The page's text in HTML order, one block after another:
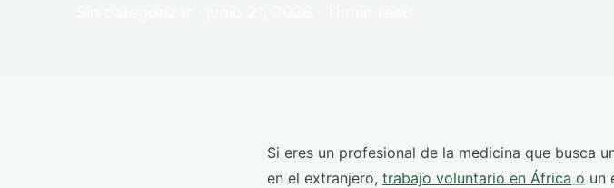
Si eres un profesional de la medicina que busca
en el extranjero, trabajo voluntario en África o un